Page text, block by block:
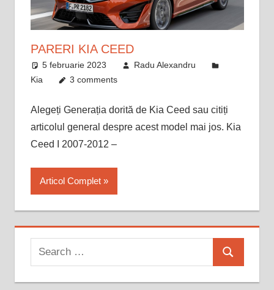
PARERI KIA CEED
5 februarie 2023
Radu Alexandru
Kia
3 comments
Alegeți Generația dorită de Kia Ceed sau citiți
articolul general despre acest model mai jos. Kia
Ceed I 2007-2012 –
Articol Complet
Search
for:
Search